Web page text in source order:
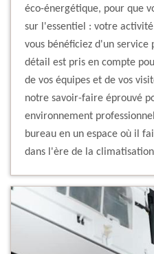
éco-énergétique, pour que
sur l'essentiel : votre
vous bénéficiez d'un service
détail est pris en compte
de vos équipes et de vos
notre savoir-faire éprouvé
environnement
bureau en un espace où il
dans l'ère de la